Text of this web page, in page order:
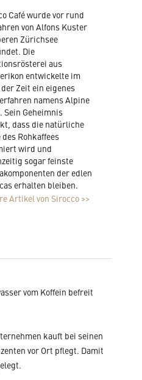
Café wurde vor rund
von Alfons Kuster
Zürichsee
Die
aus
entwickelte im
Zeit ein eigenes
namens Alpine
Sein Geheimnis
dass die natürliche
des Rohkaffees
wird und
sogar feinste
der edlen
erhalten bleiben.
Artikel von Sirocco >>
vom Koffein befreit
kauft bei seinen
vor Ort pflegt. Damit